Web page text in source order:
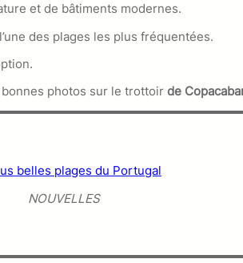
et de bâtiments modernes.
des plages les plus fréquentées.
photos sur le trottoir de
belles plages du Portugal
NOUVELLES